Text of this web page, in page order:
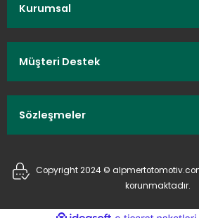
Kurumsal
Müşteri Destek
Sözleşmeler
Copyright 2024 ©
korunmaktadır.